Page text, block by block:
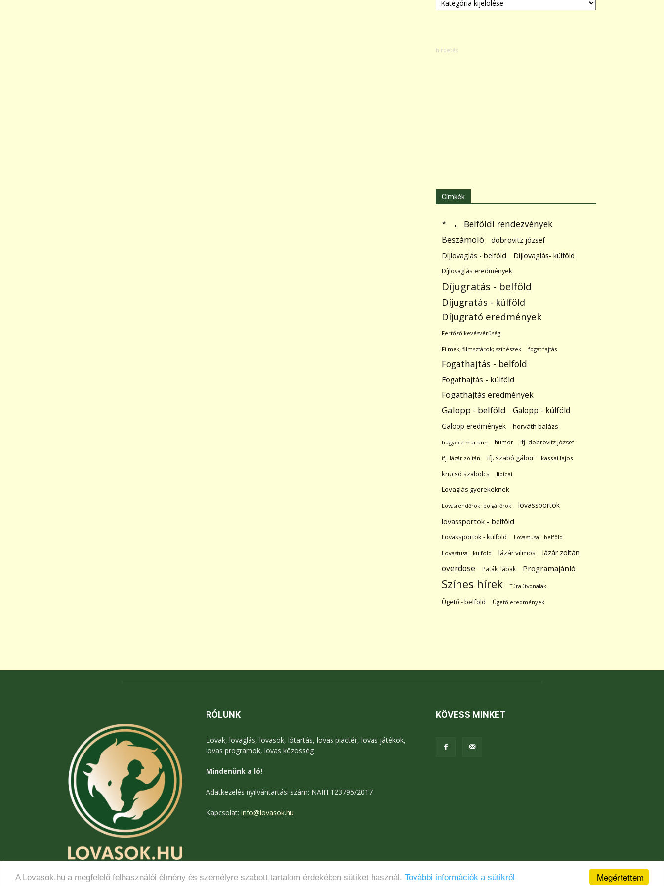
Megértettem
A Lovasok.hu a megfelelő felhasználói élmény és személyre szabott tartalom érdekében sütiket használ. További információk a sütikről
Címkék
* . Belföldi rendezvények
Beszámoló dobrovitz józsef
Díjlovaglás - belföld Díjlovaglás- külföld
Díjlovaglás eredmények
Díjugratás - belföld
Díjugratás - külföld
Díjugrató eredmények
Fertőző kevésvérűség
Filmek; filmsztárok; színészek fogathajtás
Fogathajtás - belföld
Fogathajtás - külföld
Fogathajtás eredmények
Galopp - belföld Galopp - külföld
Galopp eredmények horváth balázs
hugyecz mariann humor ifj. dobrovitz józsef
ifj. lázár zoltán ifj. szabó gábor kassai lajos
krucsó szabolcs lipicai
Lovaglás gyerekeknek
Lovasrendőrök; polgárőrök
lovassportok
lovassportok - belföld
Lovassportok - külföld Lovastusa - belföld
Lovastusa - külföld lázár vilmos lázár zoltán
overdose Paták; lábak Programajánló
Színes hírek Túraútvonalak
Ügető - belföld Ügető eredmények
RÓLUNK
Lovak, lovaglás, lovasok, lótartás, lovas piactér, lovas játékok,
lovas programok, lovas közösség
Mindenünk a ló!
Adatkezelés nyilvántartási szám: NAIH-123795/2017
Kapcsolat: info@lovasok.hu
KÖVESS MINKET
Médiaajánlat Adatkezelési tájékoztató Jogi nyilatkozat Kapcsolat
© Lovasok.hu